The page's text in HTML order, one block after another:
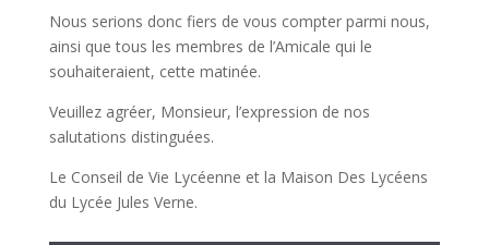
Nous serions donc fiers de vous compter parmi nous,
ainsi que tous les membres de l’Amicale qui le
souhaiteraient, cette matinée.
Veuillez agréer, Monsieur, l’expression de nos
salutations distinguées.
Le Conseil de Vie Lycéenne et la Maison Des Lycéens
du Lycée Jules Verne.